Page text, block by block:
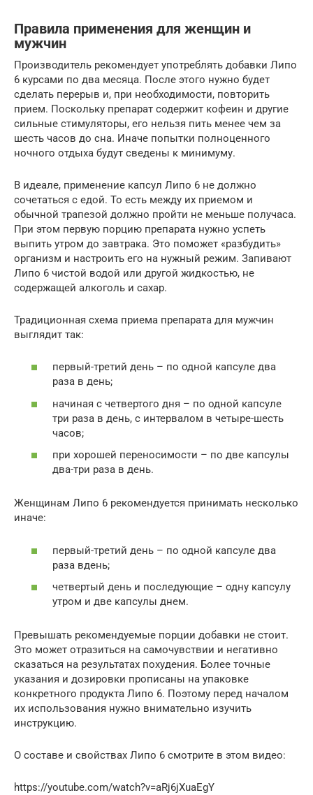
Правила применения для женщин и
мужчин
Производитель рекомендует употреблять добавки Липо
6 курсами по два месяца. После этого нужно будет
сделать перерыв и, при необходимости, повторить
прием. Поскольку препарат содержит кофеин и другие
сильные стимуляторы, его нельзя пить менее чем за
шесть часов до сна. Иначе попытки полноценного
ночного отдыха будут сведены к минимуму.
В идеале, применение капсул Липо 6 не должно
сочетаться с едой. То есть между их приемом и
обычной трапезой должно пройти не меньше получаса.
При этом первую порцию препарата нужно успеть
выпить утром до завтрака. Это поможет «разбудить»
организм и настроить его на нужный режим. Запивают
Липо 6 чистой водой или другой жидкостью, не
содержащей алкоголь и сахар.
Традиционная схема приема препарата для мужчин
выглядит так:
первый-третий день – по одной капсуле два
раза в день;
начиная с четвертого дня – по одной капсуле
три раза в день, с интервалом в четыре-шесть
часов;
при хорошей переносимости – по две капсулы
два-три раза в день.
Женщинам Липо 6 рекомендуется принимать несколько
иначе:
первый-третий день – по одной капсуле два
раза вдень;
четвертый день и последующие – одну капсулу
утром и две капсулы днем.
Превышать рекомендуемые порции добавки не стоит.
Это может отразиться на самочувствии и негативно
сказаться на результатах похудения. Более точные
указания и дозировки прописаны на упаковке
конкретного продукта Липо 6. Поэтому перед началом
их использования нужно внимательно изучить
инструкцию.
О составе и свойствах Липо 6 смотрите в этом видео:
https://youtube.com/watch?v=aRj6jXuaEgY